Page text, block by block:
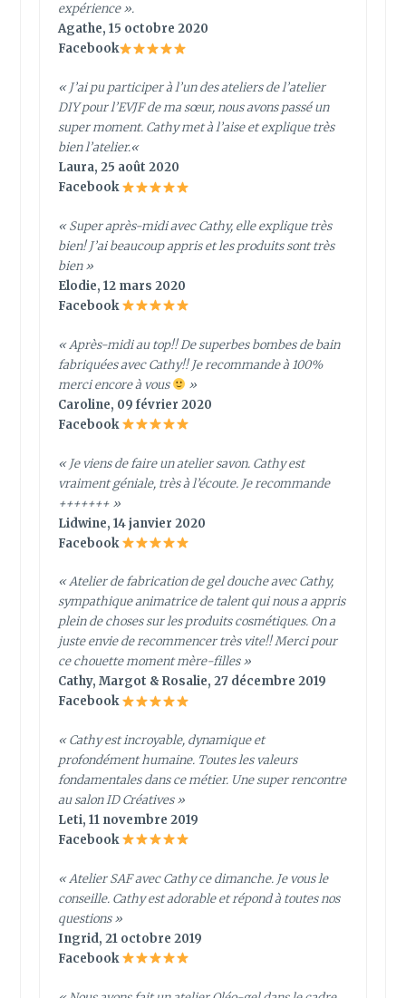
expérience ».
Agathe, 15 octobre 2020
Facebook
«J’ai pu participer à l’un des ateliers de l’atelier
DIY pour l’EVJF de ma sœur, nous avons passé un
super moment. Cathy met à l’aise et explique très
bien l’atelier.«
Laura, 25 août 2020
Facebook
« Super après-midi avec Cathy, elle explique très
bien! J’ai beaucoup appris et les produits sont très
bien »
Elodie, 12 mars 2020
Facebook
« Après-midi au top!! De superbes bombes de bain
fabriquées avec Cathy!! Je recommande à 100%
merci encore à vous
»
Caroline, 09 février 2020
Facebook
« Je viens de faire un atelier savon. Cathy est
vraiment géniale, très à l’écoute. Je recommande
+++++++ »
Lidwine, 14 janvier 2020
Facebook
« Atelier de fabrication de gel douche avec Cathy,
sympathique animatrice de talent qui nous a appris
plein de choses sur les produits cosmétiques. On a
juste envie de recommencer très vite!! Merci pour
ce chouette moment mère-filles »
Cathy, Margot & Rosalie, 27 décembre 2019
Facebook
« Cathy est incroyable, dynamique et
profondément humaine. Toutes les valeurs
fondamentales dans ce métier. Une super rencontre
au salon ID Créatives »
Leti, 11 novembre 2019
Facebook
« Atelier SAF avec Cathy ce dimanche. Je vous le
conseille. Cathy est adorable et répond à toutes nos
questions »
Ingrid, 21 octobre 2019
Facebook